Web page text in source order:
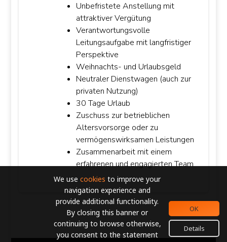
We use cookies to improve your
navigation experience and
provide additional functionality.
By closing this banner or
continuing to browse otherwise,
you consent to the statement
OK
Details
Unbefristete Anstellung mit
attraktiver Vergütung
Verantwortungsvolle
Leitungsaufgabe mit langfristiger
Perspektive
Weihnachts- und Urlaubsgeld
Neutraler Dienstwagen (auch zur
privaten Nutzung)
30 Tage Urlaub
Zuschuss zur betrieblichen
Altersvorsorge oder zu
vermögenswirksamen Leistungen
Zusammenarbeit mit einem
erfahrenen und engagierten Team